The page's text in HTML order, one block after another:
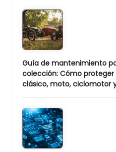
Guía de mantenimiento
colección: Cómo
clásico, moto, ciclomotor